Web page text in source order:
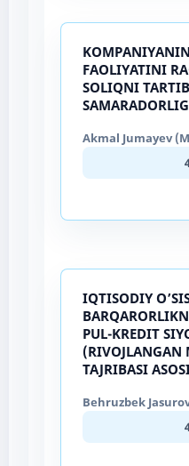
FAOLIYATINI
SOLIQNI
Akmal Jumayev
IQTISODIY
PUL-KREDIT
(RIVOJLANGAN
TAJRIBASI
Behruzbek